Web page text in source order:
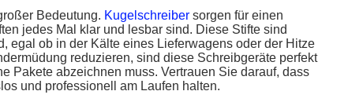
Bedeutung. Kugelschreiber sorgen für einen
jedes Mal klar und lesbar sind. Diese Stifte sind
egal ob in der Kälte eines Lieferwagens oder der Hitze
reduzieren, sind diese Schreibgeräte perfekt
Pakete abzeichnen muss. Vertrauen Sie darauf, dass
und professionell am Laufen halten.